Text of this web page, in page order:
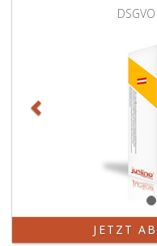
JETZT